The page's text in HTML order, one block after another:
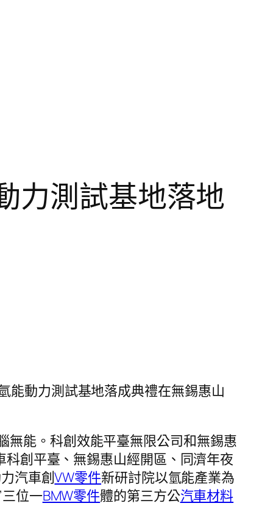
力測試基地落地
能動力測試基地落成典禮在無錫惠山
無能。科創效能平臺無限公司和無錫惠
創平臺、無錫惠山經開區、同濟年夜
汽車創VW零件新研討院以氫能產業為
位一BMW零件體的第三方公汽車材料